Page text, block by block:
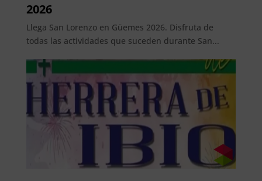
2026
Llega San Lorenzo en Güemes 2026. Disfruta de
todas las actividades que suceden durante San...